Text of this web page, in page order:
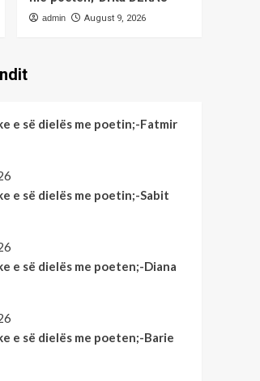
kulture e art Magazine
Fryma poetike e së
kulture e art Magazine
ÇUPI
admin August 9, 2026
e së dielës me poetin;-Fatmir
e së dielës me poetin;-Sabit
e së dielës me poeten;-Diana
e së dielës me poeten;-Barie